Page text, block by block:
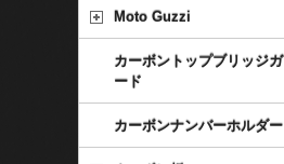
Moto Guzzi
カーボントップブリッジガ
ード
カーボンナンバーホルダー